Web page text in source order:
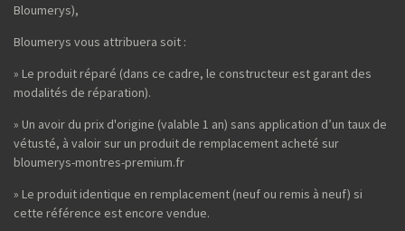
Bloumerys),
Bloumerys vous attribuera soit :
» Le produit réparé (dans ce cadre, le constructeur est garant des
modalités de réparation).
» Un avoir du prix d'origine (valable 1 an) sans application d’un taux de
vétusté, à valoir sur un produit de remplacement acheté sur
bloumerys-montres-premium.fr
» Le produit identique en remplacement (neuf ou remis à neuf) si
cette référence est encore vendue.